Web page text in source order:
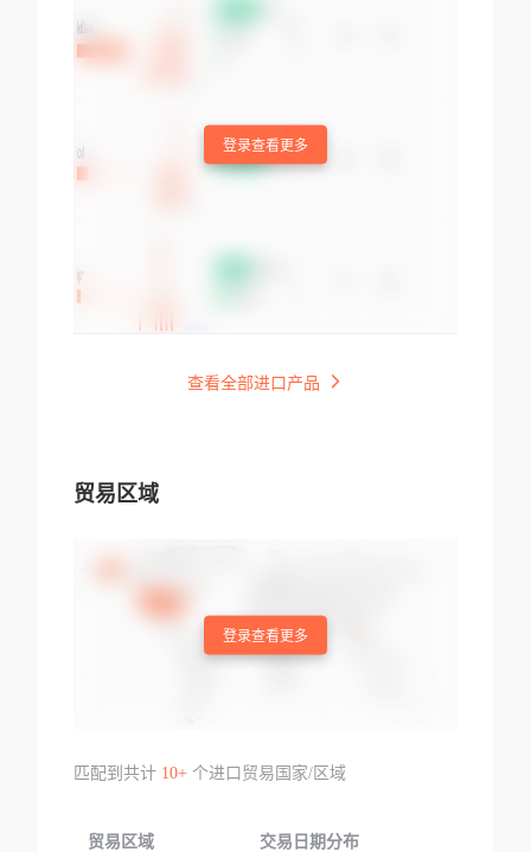
登录查看更多
查看全部进口产品
贸易区域
登录查看更多
匹配到共计 10+个进口贸易国家/区域
贸易区域 交易日期分布